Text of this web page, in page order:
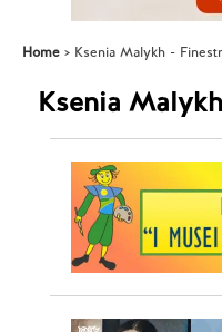
Home Ksenia Malykh -
Ksenia